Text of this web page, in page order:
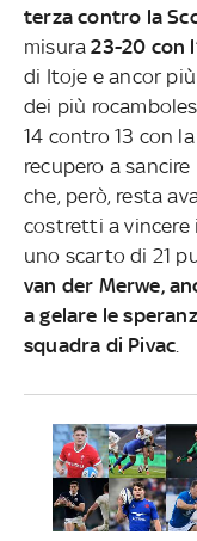
terza contro la
misura23-20 con
di Itoje e ancor
dei più
14 contro 13 con
recupero a
che, però, resta
costretti a vincere
uno scarto di 21
van der Merwe,
a gelare le
squadra di Pivac